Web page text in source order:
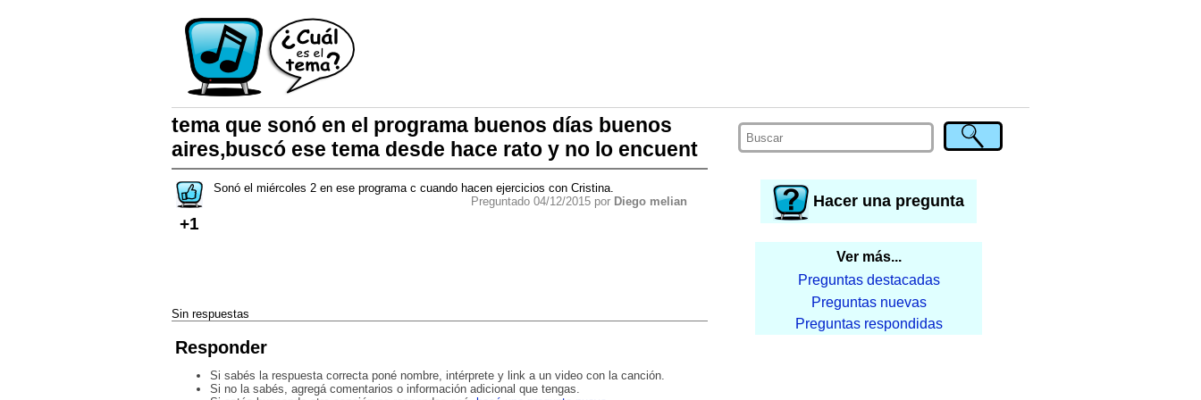
Hacer una pregunta
Ver más...
Preguntas destacadas
Preguntas nuevas
Preguntas respondidas
tema que sonó en el programa buenos días buenos
aires,buscó ese tema desde hace rato y no lo encuent
+1
Sonó el miércoles 2 en ese programa c cuando hacen ejercicios con Cristina.
Preguntado 04/12/2015 por Diego melian
Sin respuestas
Responder
Si sabés la respuesta correcta poné nombre, intérprete y link a un video con la canción.
Si no la sabés, agregá comentarios o información adicional que tengas.